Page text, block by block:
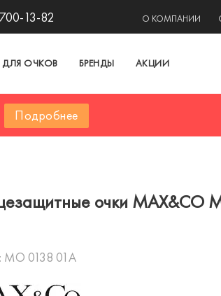
13-82 О КОМПАНИИ
ОЧКОВ БРЕНДЫ АКЦИИ
Подробнее
очки MAX&CO
MO 0138 01A